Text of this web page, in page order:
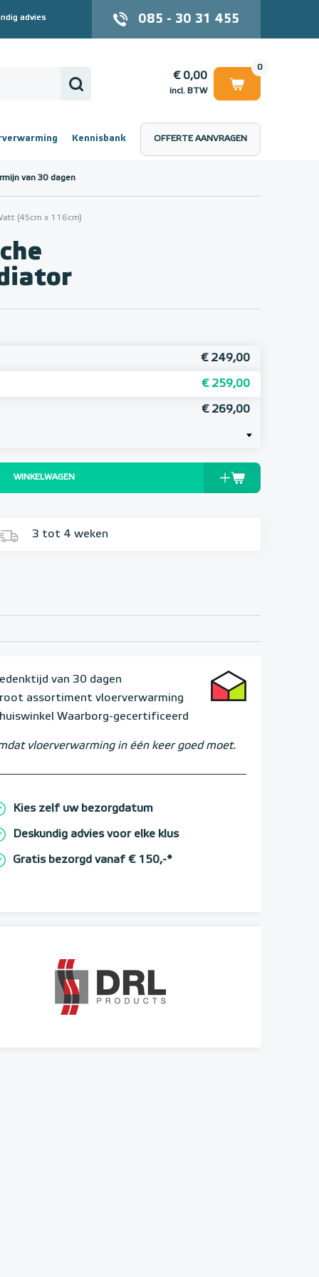
advies 085 - 30 31 455
0
€ 0,00
incl. BTW
€ 0,00
Kennisbank OFFERTE AANVRAGEN
van 30 dagen
(45cm x 116cm)
€ 249,00
€ 259,00
€ 269,00
WINKELWAGEN
3 tot 4 weken
van 30 dagen
assortiment vloerverwarming
Waarborg-gecertificeerd
vloerverwarming in één keer goed moet.
Kies zelf uw bezorgdatum
Deskundig advies voor elke klus
Gratis bezorgd vanaf € 150,-*